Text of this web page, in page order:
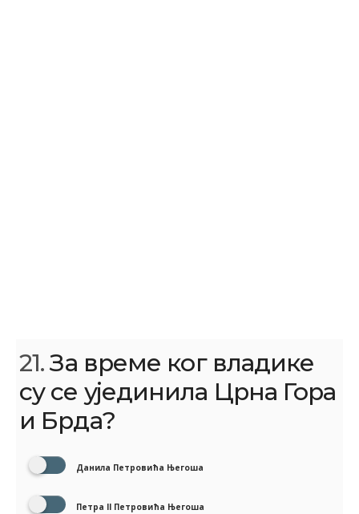
21.За време ког владике
су се ујединила Црна Гора
и Брда?
Данила Петровића Његоша
Петра II Петровића Његоша